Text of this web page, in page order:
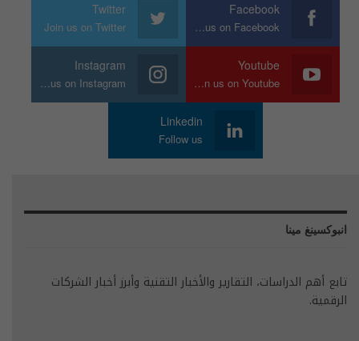
Facebook
Join us on Facebook
Twitter
Join us on Twitter
Youtube
Join us on Youtube
Instagram
Join us on Instagram
Linkedin
Follow us
انبوكسينغ مينا
تابع أهم الدراسات، التقارير والأخبار التقنية وأبرز أخبار الشركات
الرقمية.